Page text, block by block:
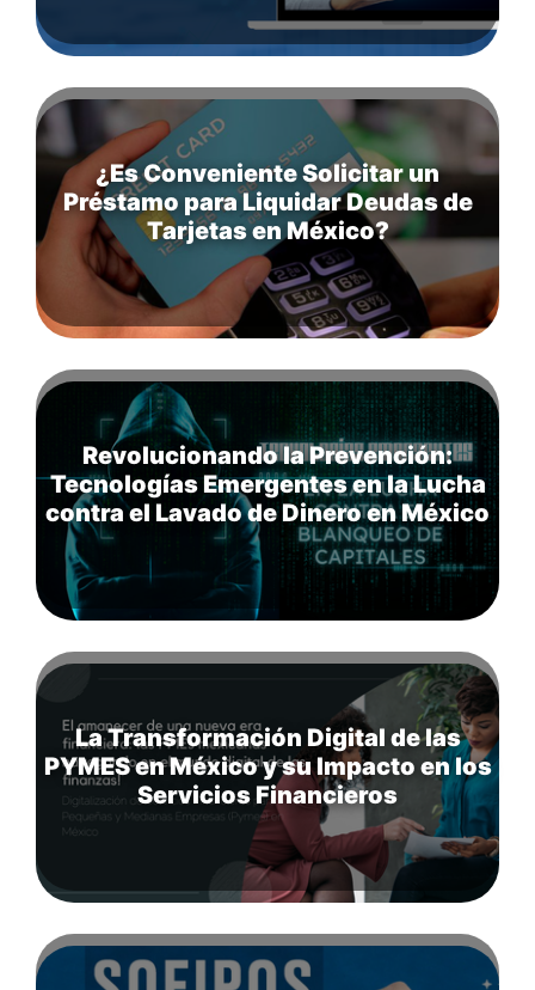
¿Es Conveniente Solicitar un
Préstamo para Liquidar Deudas de
Tarjetas en México?
Revolucionando la Prevención:
Tecnologías Emergentes en la Lucha
contra el Lavado de Dinero en México
La Transformación Digital de las
PYMES en México y su Impacto en los
Servicios Financieros